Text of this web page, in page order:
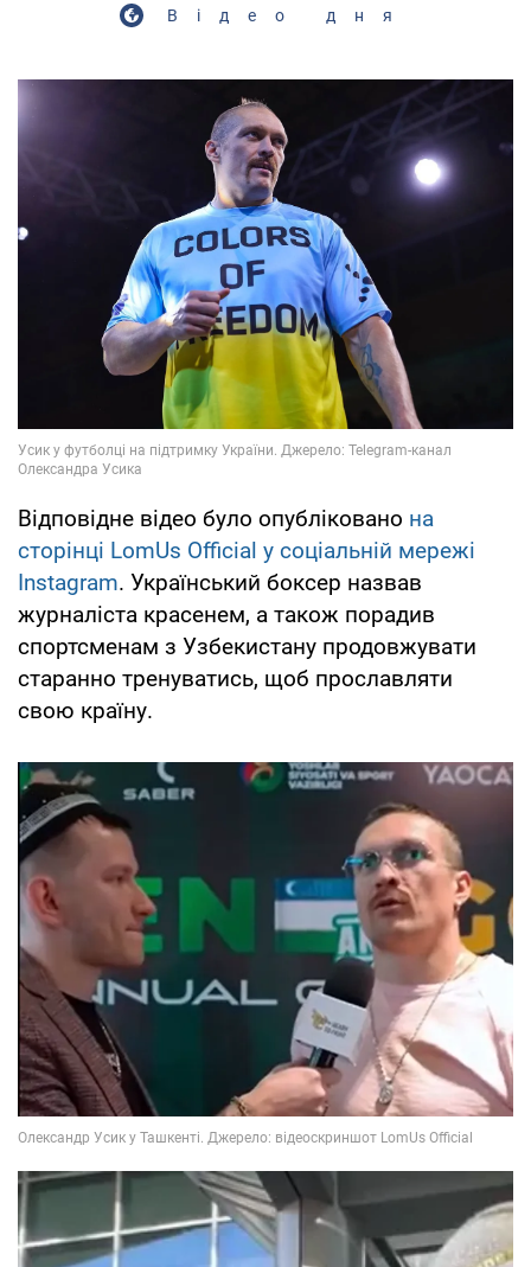
Відео дня
Відповідне відео було опубліковано на
сторінці LomUs Official у соціальній мережі
Instagram. Український боксер назвав
журналіста красенем, а також порадив
спортсменам з Узбекистану продовжувати
старанно тренуватись, щоб прославляти
свою країну.